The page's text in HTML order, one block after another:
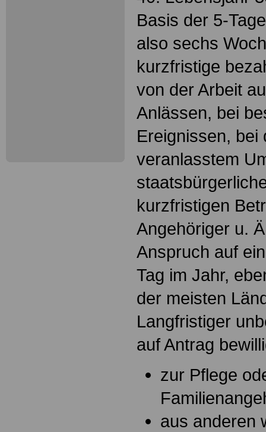
Basis der 5-
also sechs
kurzfristige
von der Arbeit
Anlässen, bei
Ereignissen, bei
veranlasstem
kurzfristigen
Angehöriger u.
Anspruch auf
Tag im Jahr,
der meisten
Langfristiger
auf Antrag
zur Pflege
aus anderen